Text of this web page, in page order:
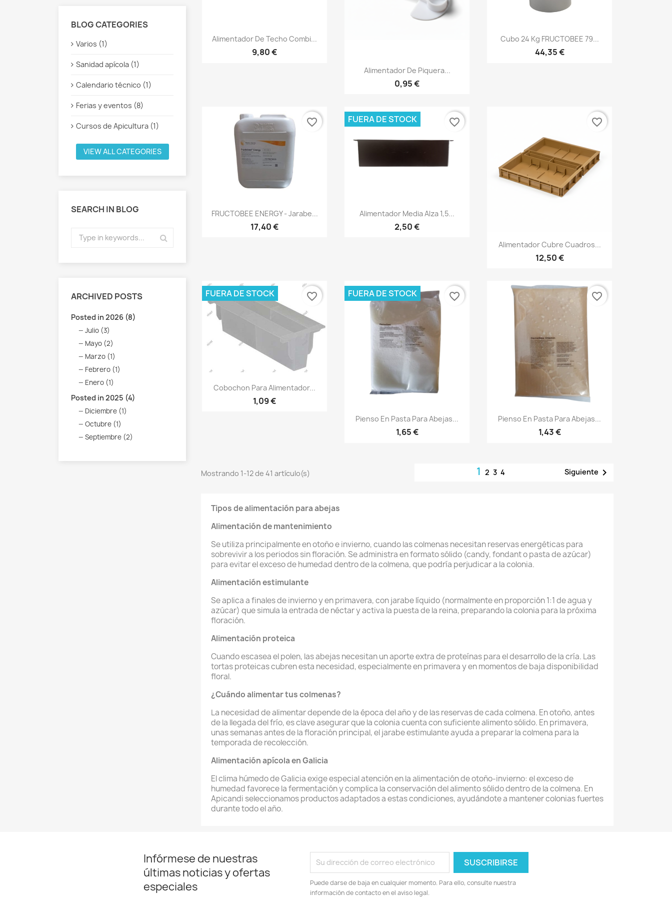
BLOG CATEGORIES
Varios (1)
Sanidad apícola (1)
Calendario técnico (1)
Ferias y eventos (8)
Cursos de Apicultura (1)
VIEW ALL CATEGORIES
SEARCH IN BLOG
ARCHIVED POSTS
Posted in 2026 (8)
Julio (3)
Mayo (2)
Marzo (1)
Febrero (1)
Enero (1)
Posted in 2025 (4)
Diciembre (1)
Octubre (1)
Septiembre (2)
Vista rápida
Alimentador De Techo Combi...
9,80 €
Vista rápida
Alimentador De Piquera...
0,95 €
Vista rápida
Cubo 24 Kg FRUCTOBEE 79...
44,35 €
Vista rápida
FRUCTOBEE ENERGY - Jarabe...
17,40 €
favorite_border
Vista rápida
Alimentador Media Alza 1,5...
2,50 €
FUERA DE STOCK favorite_border
Vista rápida
Alimentador Cubre Cuadros...
12,50 €
favorite_border
Vista rápida
Cobochon Para Alimentador...
1,09 €
FUERA DE STOCK favorite_border
 Vista rápida
Pienso En Pasta Para Abejas...
1,65 €
FUERA DE STOCK favorite_border
 Vista rápida
Pienso En Pasta Para Abejas...
1,43 €
favorite_border
Mostrando 1-12 de 41 artículo(s) 1 2 3 4 Siguiente 
Tipos de alimentación para abejas
Alimentación de mantenimiento
Se utiliza principalmente en otoño e invierno, cuando las colmenas necesitan reservas energéticas para
sobrevivir a los periodos sin floración. Se administra en formato sólido (candy, fondant o pasta de azúcar)
para evitar el exceso de humedad dentro de la colmena, que podría perjudicar a la colonia.
Alimentación estimulante
Se aplica a finales de invierno y en primavera, con jarabe líquido (normalmente en proporción 1:1 de agua y
azúcar) que simula la entrada de néctar y activa la puesta de la reina, preparando la colonia para la próxima
floración.
Alimentación proteica
Cuando escasea el polen, las abejas necesitan un aporte extra de proteínas para el desarrollo de la cría. Las
tortas proteicas cubren esta necesidad, especialmente en primavera y en momentos de baja disponibilidad
floral.
¿Cuándo alimentar tus colmenas?
La necesidad de alimentar depende de la época del año y de las reservas de cada colmena. En otoño, antes
de la llegada del frío, es clave asegurar que la colonia cuenta con suficiente alimento sólido. En primavera,
unas semanas antes de la floración principal, el jarabe estimulante ayuda a preparar la colmena para la
temporada de recolección.
Alimentación apícola en Galicia
El clima húmedo de Galicia exige especial atención en la alimentación de otoño-invierno: el exceso de
humedad favorece la fermentación y complica la conservación del alimento sólido dentro de la colmena. En
Apicandi seleccionamos productos adaptados a estas condiciones, ayudándote a mantener colonias fuertes
durante todo el año.
Infórmese de nuestras
últimas noticias y ofertas
especiales
Puede darse de baja en cualquier momento. Para ello, consulte nuestra
información de contacto en el aviso legal.